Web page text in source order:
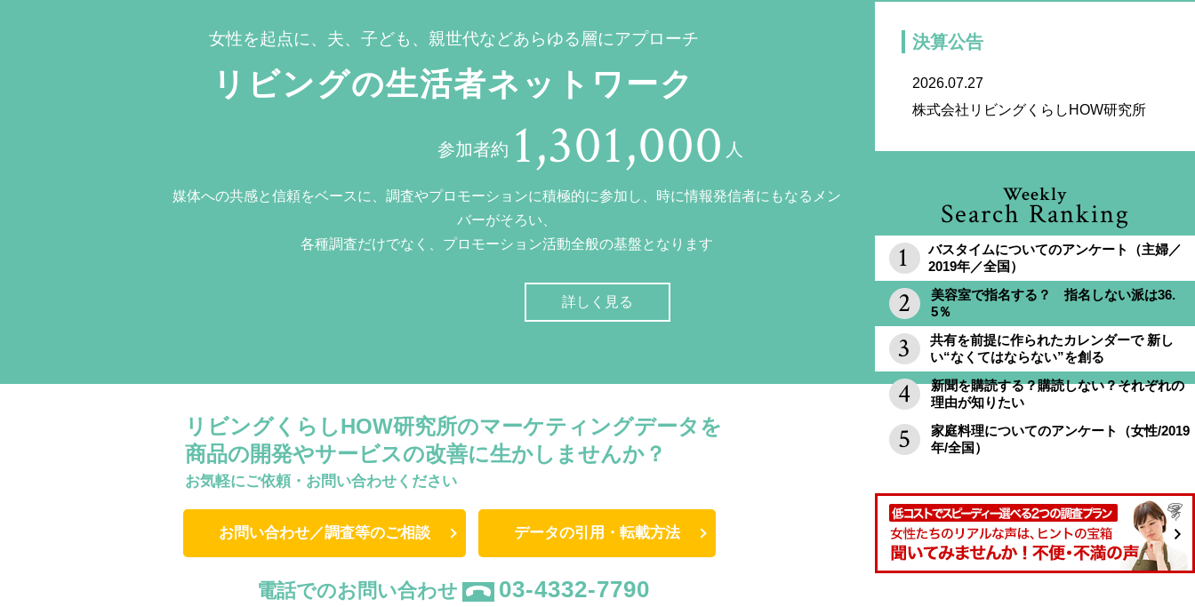
決算公告
2026.07.27
株式会社リビングくらしHOW研究所
Weekly
Search Ranking
バスタイムについてのアンケート（主婦／
2019年／全国）
美容室で指名する？ 指名しない派は36.
5％
共有を前提に作られたカレンダーで 新し
い“なくてはならない”を創る
新聞を購読する？購読しない？それぞれの
理由が知りたい
家庭料理についてのアンケート（女性/2019
年/全国）
女性を起点に、夫、子ども、親世代などあらゆる層にアプローチ
リビングの生活者ネットワーク
参加者約 1,301,000 人
媒体への共感と信頼をベースに、調査やプロモーションに積極的に参加し、時に情報発信者にもなるメン
バーがそろい、
各種調査だけでなく、プロモーション活動全般の基盤となります
詳しく見る
リビングくらしHOW研究所のマーケティングデータを
商品の開発やサービスの改善に生かしませんか？
お気軽にご依頼・お問い合わせください
お問い合わせ／調査等のご相談 データの引用・転載方法
電話でのお問い合わせ 03-4332-7790